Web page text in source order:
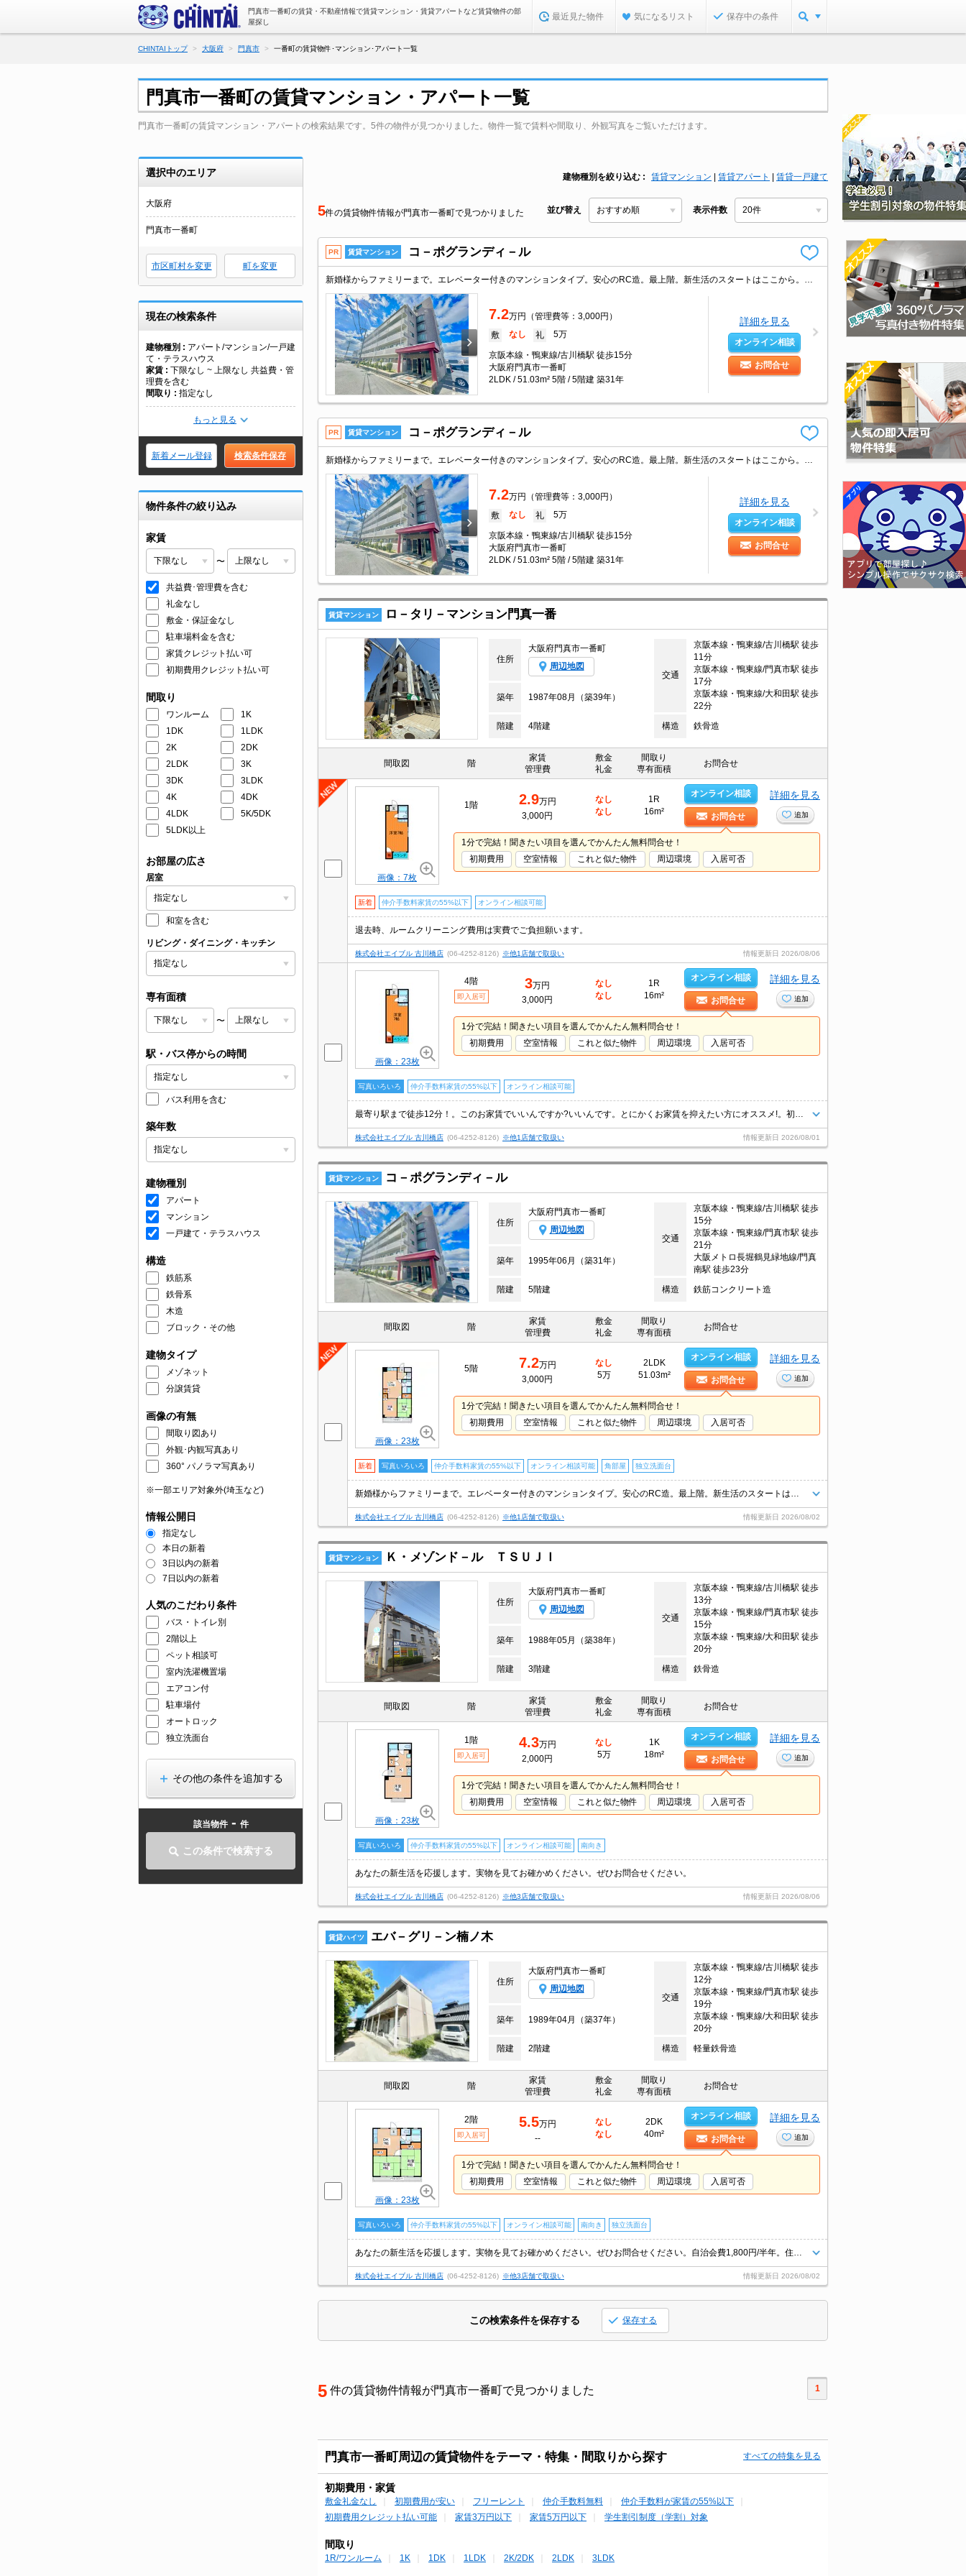
門真市一番町の賃貸・不動産情報で賃貸マンション・賃貸アパートなど賃貸物件の部
屋探し
最近見た物件 気になるリスト 保存中の条件
CHINTAIトップ 大阪府 門真市 一番町の賃貸物件･マンション･アパート一覧
門真市一番町の賃貸マンション・アパート一覧
門真市一番町の賃貸マンション・アパートの検索結果です。5件の物件が見つかりました。物件一覧で賃料や間取り、外観写真をご覧いただけます。
選択中のエリア
大阪府
門真市一番町
市区町村を変更 町を変更
現在の検索条件
建物種別
アパート/マンション/一戸建
て・テラスハウス
家賃
下限なし ~ 上限なし 共益費・管
理費を含む
間取り
指定なし
もっと見る
新着メール登録 検索条件保存
物件条件の絞り込み
家賃
〜
共益費･管理費を含む
礼金なし
敷金・保証金なし
駐車場料金を含む
家賃クレジット払い可
初期費用クレジット払い可
間取り
ワンルーム
1K
1DK
1LDK
2K
2DK
2LDK
3K
3DK
3LDK
4K
4DK
4LDK
5K/5DK
5LDK以上
お部屋の広さ
居室
和室を含む
リビング・ダイニング・キッチン
専有面積
〜
駅・バス停からの時間
バス利用を含む
築年数
建物種別
アパート
マンション
一戸建て・テラスハウス
構造
鉄筋系
鉄骨系
木造
ブロック・その他
建物タイプ
メゾネット
分譲賃貸
画像の有無
間取り図あり
外観･内観写真あり
360° パノラマ写真あり
※一部エリア対象外(埼玉など)
情報公開日
指定なし
本日の新着
3日以内の新着
7日以内の新着
人気のこだわり条件
バス・トイレ別
2階以上
ペット相談可
室内洗濯機置場
エアコン付
駐車場付
オートロック
独立洗面台
その他の条件を追加する
該当物件 - 件
この条件で検索する
建物種別を絞り込む 賃貸マンション 賃貸アパート 賃貸一戸建て
5件の賃貸物件情報が門真市一番町で見つかりました 並び替え 表示件数
PR 賃貸マンション コ－ポグランディ－ル
7.2万円（管理費等：3,000円）
敷 なし 礼 5万
京阪本線・鴨東線/古川橋駅 徒歩15分
大阪府門真市一番町
2LDK / 51.03m² 5階 / 5階建 築31年
詳細を見る
オンライン相談
お問合せ
PR 賃貸マンション コ－ポグランディ－ル
7.2万円（管理費等：3,000円）
敷 なし 礼 5万
京阪本線・鴨東線/古川橋駅 徒歩15分
大阪府門真市一番町
2LDK / 51.03m² 5階 / 5階建 築31年
詳細を見る
オンライン相談
お問合せ
賃貸マンション ロ－タリ－マンション門真一番
住所
大阪府門真市一番町
周辺地図
交通
京阪本線・鴨東線/古川橋駅 徒歩
11分
京阪本線・鴨東線/門真市駅 徒歩
17分
京阪本線・鴨東線/大和田駅 徒歩
22分
築年 1987年08月（築39年）
階建 4階建 構造 鉄骨造
間取図 階
家賃
管理費
敷金
礼金
間取り
専有面積
お問合せ
画像：7枚
1階 2.9万円
3,000円
なし
なし
1R
16m²
オンライン相談
お問合せ
詳細を見る
追加
1分で完結！聞きたい項目を選んでかんたん無料問合せ！
初期費用
空室情報 これと似た物件 周辺環境 入居可否
新着 仲介手数料家賃の55%以下 オンライン相談可能
退去時、ルームクリーニング費用は実費でご負担願います。
株式会社エイブル 古川橋店 (06-4252-8126) ※他1店舗で取扱い 情報更新日 2026/08/06
画像：23枚
4階
即入居可
3万円
3,000円
なし
なし
1R
16m²
オンライン相談
お問合せ
詳細を見る
追加
1分で完結！聞きたい項目を選んでかんたん無料問合せ！
初期費用
空室情報 これと似た物件 周辺環境 入居可否
写真いろいろ 仲介手数料家賃の55%以下 オンライン相談可能
株式会社エイブル 古川橋店 (06-4252-8126) ※他1店舗で取扱い 情報更新日 2026/08/01
賃貸マンション コ－ポグランディ－ル
住所
大阪府門真市一番町
周辺地図
交通
京阪本線・鴨東線/古川橋駅 徒歩
15分
京阪本線・鴨東線/門真市駅 徒歩
21分
大阪メトロ長堀鶴見緑地線/門真
南駅 徒歩23分
築年 1995年06月（築31年）
階建 5階建 構造 鉄筋コンクリート造
間取図 階
家賃
管理費
敷金
礼金
間取り
専有面積
お問合せ
画像：23枚
5階 7.2万円
3,000円
なし
5万
2LDK
51.03m²
オンライン相談
お問合せ
詳細を見る
追加
1分で完結！聞きたい項目を選んでかんたん無料問合せ！
初期費用
空室情報 これと似た物件 周辺環境 入居可否
新着 写真いろいろ 仲介手数料家賃の55%以下 オンライン相談可能 角部屋 独立洗面台
株式会社エイブル 古川橋店 (06-4252-8126) ※他1店舗で取扱い 情報更新日 2026/08/02
賃貸マンション Ｋ・メゾンド－ル ＴＳＵＪＩ
住所
大阪府門真市一番町
周辺地図
交通
京阪本線・鴨東線/古川橋駅 徒歩
13分
京阪本線・鴨東線/門真市駅 徒歩
15分
京阪本線・鴨東線/大和田駅 徒歩
20分
築年 1988年05月（築38年）
階建 3階建 構造 鉄骨造
間取図 階
家賃
管理費
敷金
礼金
間取り
専有面積
お問合せ
画像：23枚
1階
即入居可
4.3万円
2,000円
なし
5万
1K
18m²
オンライン相談
お問合せ
詳細を見る
追加
1分で完結！聞きたい項目を選んでかんたん無料問合せ！
初期費用
空室情報 これと似た物件 周辺環境 入居可否
写真いろいろ 仲介手数料家賃の55%以下 オンライン相談可能 南向き
あなたの新生活を応援します。実物を見てお確かめください。ぜひお問合せください。
株式会社エイブル 古川橋店 (06-4252-8126) ※他3店舗で取扱い 情報更新日 2026/08/06
賃貸ハイツ エバ－グリ－ン楠ノ木
住所
大阪府門真市一番町
周辺地図
交通
京阪本線・鴨東線/古川橋駅 徒歩
12分
京阪本線・鴨東線/門真市駅 徒歩
19分
京阪本線・鴨東線/大和田駅 徒歩
20分
築年 1989年04月（築37年）
階建 2階建 構造 軽量鉄骨造
間取図 階
家賃
管理費
敷金
礼金
間取り
専有面積
お問合せ
画像：23枚
2階
即入居可
5.5万円
--
なし
なし
2DK
40m²
オンライン相談
お問合せ
詳細を見る
追加
1分で完結！聞きたい項目を選んでかんたん無料問合せ！
初期費用
空室情報 これと似た物件 周辺環境 入居可否
写真いろいろ 仲介手数料家賃の55%以下 オンライン相談可能 南向き 独立洗面台
株式会社エイブル 古川橋店 (06-4252-8126) ※他3店舗で取扱い 情報更新日 2026/08/02
この検索条件を保存する 保存する
5 件の賃貸物件情報が門真市一番町で見つかりました 1
門真市一番町周辺の賃貸物件をテーマ・特集・間取りから探す すべての特集を見る
初期費用・家賃
敷金礼金なし 初期費用が安い フリーレント 仲介手数料無料
仲介手数料が家賃の55%以下
初期費用クレジット払い可能
家賃3万円以下 家賃5万円以下 学生割引制度（学割）対象
間取り
1R/ワンルーム 1K 1DK 1LDK 2K/2DK 2LDK 3LDK